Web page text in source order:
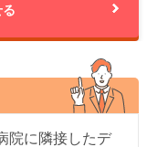
院に隣接したデ